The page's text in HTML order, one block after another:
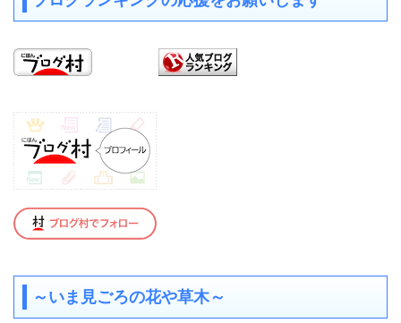
～いま見ごろの花や草木～